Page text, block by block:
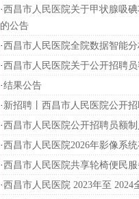
· 西昌市人民医院关于甲状腺吸
的公告
· 西昌市人民医院全院数据智能
· 西昌市人民医院关于公开招聘
·结果公告
· 新招聘丨西昌市人民医院公开
· 西昌市人民医院公开招聘员额
· 西昌市人民医院2026年影像系
· 西昌市人民医院共享轮椅便民
· 西昌市人民医院 2023年至